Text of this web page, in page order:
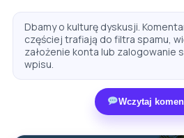
Dbamy o kulturę dyskusji.
częściej trafiają do filtra spamu,
założenie konta lub zalogowanie
wpisu.
Wczytaj